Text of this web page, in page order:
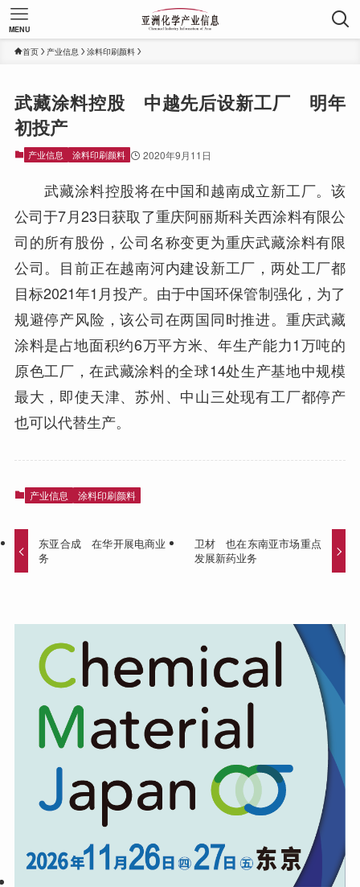
MENU
首页 产业信息 涂料印刷颜料
武藏涂料控股 中越先后设新工厂 明年
初投产
产业信息 涂料印刷颜料 2020年9月11日
武藏涂料控股将在中国和越南成立新工厂。该
公司于7月23日获取了重庆阿丽斯科关西涂料有限公
司的所有股份，公司名称变更为重庆武藏涂料有限
公司。目前正在越南河内建设新工厂，两处工厂都
目标2021年1月投产。由于中国环保管制强化，为了
规避停产风险，该公司在两国同时推进。重庆武藏
涂料是占地面积约6万平方米、年生产能力1万吨的
原色工厂，在武藏涂料的全球14处生产基地中规模
最大，即使天津、苏州、中山三处现有工厂都停产
也可以代替生产。
产业信息 涂料印刷颜料
东亚合成 在华开展电商业
务
卫材 也在东南亚市场重点
发展新药业务